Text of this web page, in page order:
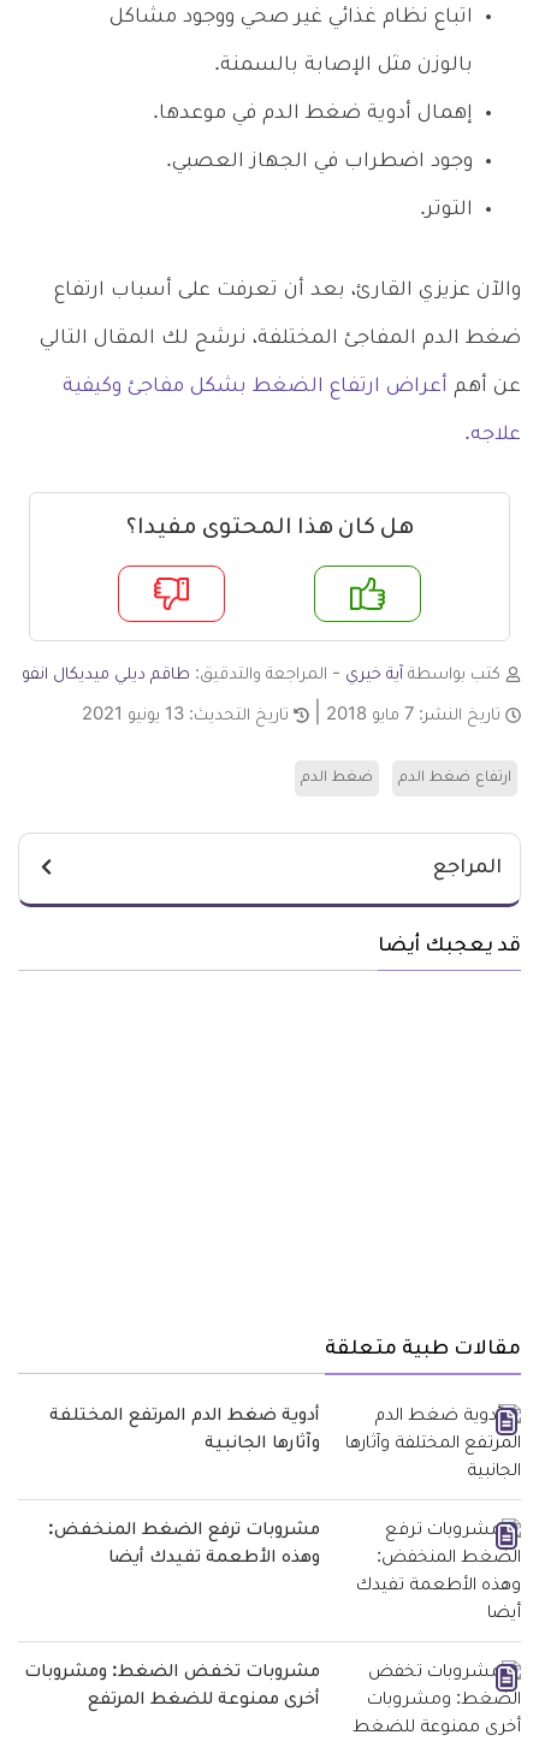
اتباع نظام غذائي غير صحي ووجود مشاكل
بالوزن مثل الإصابة بالسمنة.
إهمال أدوية ضغط الدم في موعدها.
وجود اضطراب في الجهاز العصبي.
التوتر.
والآن عزيزي القارئ، بعد أن تعرفت على أسباب ارتفاع
ضغط الدم المفاجئ المختلفة، نرشح لك المقال التالي
عن أهم أعراض ارتفاع الضغط بشكل مفاجئ وكيفية
علاجه.
هل كان هذا المحتوى مفيدا؟
لا
كتب بواسطة آية خيري - المراجعة والتدقيق: طاقم ديلي ميديكال انفو
تاريخ النشر: 7 مايو 2018 تاريخ التحديث: 13 يونيو 2021
ارتفاع ضغط الدم ضغط الدم
المراجع
قد يعجبك أيضا
مقالات طبية متعلقة
أدوية ضغط الدم المرتفع المختلفة
وآثارها الجانبية
مشروبات ترفع الضغط المنخفض:
وهذه الأطعمة تفيدك أيضا
مشروبات تخفض الضغط: ومشروبات
أخرى ممنوعة للضغط المرتفع